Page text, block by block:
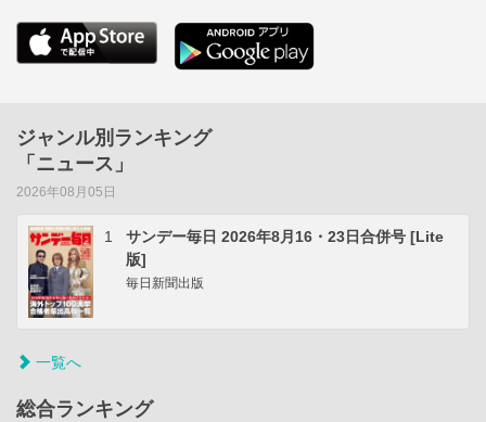
ジャンル別ランキング
「ニュース」
2026年08月05日
1
サンデー毎日 2026年8月16・23日合併号 [Lite
版]
毎日新聞出版
一覧へ
総合ランキング